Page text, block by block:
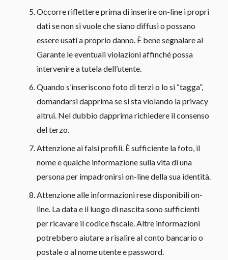
Occorre riflettere prima di inserire on-line i propri
dati se non si vuole che siano diffusi o possano
essere usati a proprio danno. È bene segnalare al
Garante le eventuali violazioni affinché possa
intervenire a tutela dell’utente.
Quando s’inseriscono foto di terzi o lo si “tagga”,
domandarsi dapprima se si sta violando la privacy
altrui. Nel dubbio dapprima richiedere il consenso
del terzo.
Attenzione ai falsi profili. È sufficiente la foto, il
nome e qualche informazione sulla vita di una
persona per impadronirsi on-line della sua identità.
Attenzione alle informazioni rese disponibili on-
line. La data e il luogo di nascita sono sufficienti
per ricavare il codice fiscale. Altre informazioni
potrebbero aiutare a risalire al conto bancario o
postale o al nome utente e password.